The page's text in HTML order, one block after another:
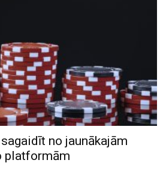
no jaunākajām
platformām